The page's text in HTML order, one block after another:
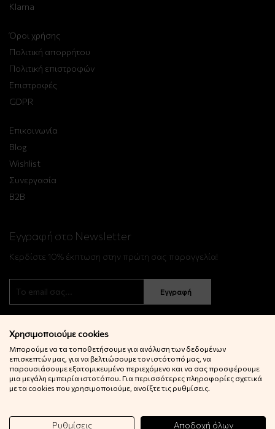
Klarna
Όροι χρήσης
Πολιτική απορρήτου
Πολιτική επιστροφών
Επιστροφές
GDPR
Επικοινωνία
Blog
Wishlist
Συνεργασία
B2B
Εγγραφή στο Newsletter
Κερδίστε 10% έκπτωση στην πρώτη σας παραγγελία!
Εγγραφή
© 2022 Little Big Things. Αll rights reserved.
Χρησιμοποιούμε cookies
Μπορούμε να τα τοποθετήσουμε για ανάλυση των δεδομένων
επισκεπτών μας, για να βελτιώσουμε τον ιστότοπό μας, να
παρουσιάσουμε εξατομικευμένο περιεχόμενο και να σας προσφέρουμε
μια μεγάλη εμπειρία ιστοτόπου. Για περισσότερες πληροφορίες σχετικά
με τα cookies που χρησιμοποιούμε, ανοίξτε τις ρυθμίσεις.
Ρυθμίσεις Αποδοχή όλων